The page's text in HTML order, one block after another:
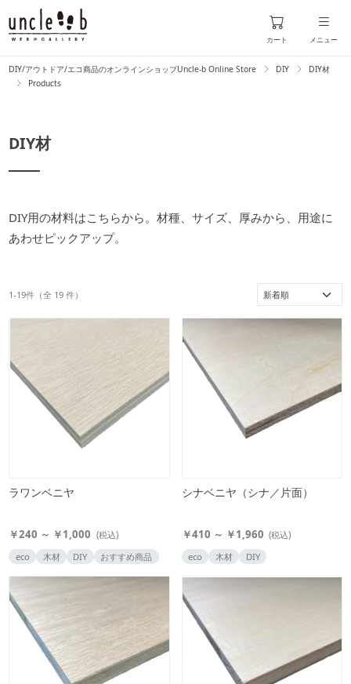
カート メニュー
DIY/アウトドア/エコ商品のオンラインショップUncle-b Online Store DIY
DIY材
Products
DIY材
DIY用の材料はこちらから。材種、サイズ、厚みから、用途に
あわせピックアップ。
1-19件（全 19 件）
ラワンベニヤ
￥240 ～ ￥1,000 (税込)
eco
木材 DIY おすすめ商品
シナベニヤ（シナ／片面）
￥410 ～ ￥1,960 (税込)
eco
木材 DIY